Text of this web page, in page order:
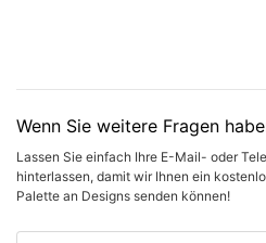
Wenn Sie weitere Fragen
Lassen Sie einfach Ihre E-Mail- oder
hinterlassen, damit wir Ihnen ein
Palette an Designs senden können!